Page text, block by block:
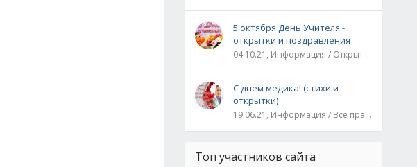
5 октября День Учителя -
открытки и поздравления
04.10.21, Информация / Открытки / Все праздники
С днем медика! (стихи и
открытки)
19.06.21, Информация / Все праздники
Топ участников сайта